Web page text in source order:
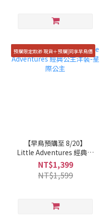
預購限定款🎁 現貨＋預購|同享早鳥價
【早鳥預購至 8/20】
Little Adventures 經典公
主洋裝-星際公主
NT$1,399
NT$1,599